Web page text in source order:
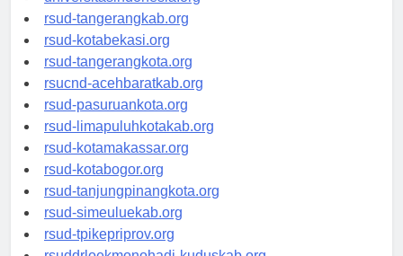
universitasindonesia.org
rsud-tangerangkab.org
rsud-kotabekasi.org
rsud-tangerangkota.org
rsucnd-acehbaratkab.org
rsud-pasuruankota.org
rsud-limapuluhkotakab.org
rsud-kotamakassar.org
rsud-kotabogor.org
rsud-tanjungpinangkota.org
rsud-simeuluekab.org
rsud-tpikepriprov.org